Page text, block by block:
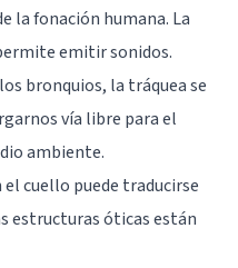
la fonación humana. La
emitir sonidos.
bronquios, la tráquea se
vía libre para el
ambiente.
cuello puede traducirse
estructuras óticas están